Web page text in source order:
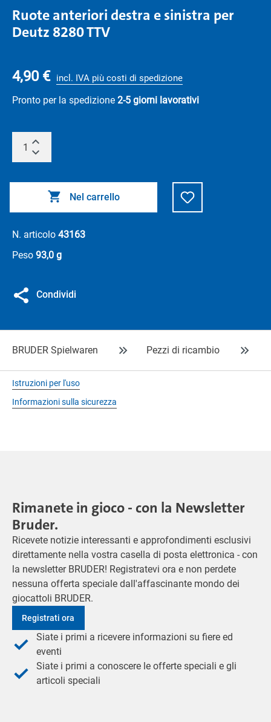
Ruote anteriori destra e sinistra per
Deutz 8280 TTV
4,90 € incl. IVA più costi di spedizione
Pronto per la spedizione 2-5 giorni lavorativi
Nel carrello
N. articolo 43163
Peso 93,0 g
Condividi
BRUDER Spielwaren Pezzi di ricambio
Istruzioni per l'uso
Informazioni sulla sicurezza
Rimanete in gioco - con la Newsletter
Bruder.
Ricevete notizie interessanti e approfondimenti esclusivi
direttamente nella vostra casella di posta elettronica - con
la newsletter BRUDER! Registratevi ora e non perdete
nessuna offerta speciale dall'affascinante mondo dei
giocattoli BRUDER.
Registrati ora
Siate i primi a ricevere informazioni su fiere ed
eventi
Siate i primi a conoscere le offerte speciali e gli
articoli speciali